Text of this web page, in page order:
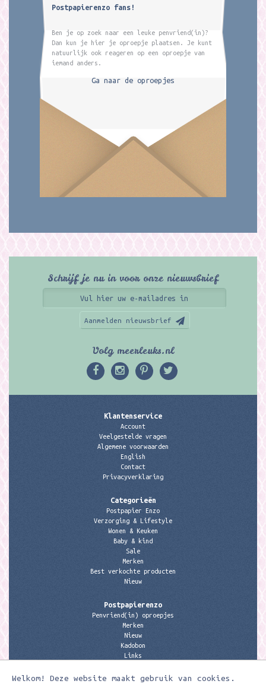
Welkom! Deze website maakt gebruik van cookies.
Postpapierenzo fans!
Ben je op zoek naar een leuke penvriend(in)?
Dan kun je hier je oproepje plaatsen. Je kunt
natuurlijk ook reageren op een oproepje van
iemand anders.
Ga naar de oproepjes
Schrijf je nu in voor onze nieuwsbrief
Aanmelden nieuwsbrief
Volg meerleuks.nl
Klantenservice
Account
Veelgestelde vragen
Algemene voorwaarden
English
Contact
Privacyverklaring
Categorieën
Postpapier Enzo
Verzorging & Lifestyle
Wonen & Keuken
Baby & kind
Sale
Merken
Best verkochte producten
Nieuw
Postpapierenzo
Penvriend(in) oproepjes
Merken
Nieuw
Kadobon
Links
Contactgegevens